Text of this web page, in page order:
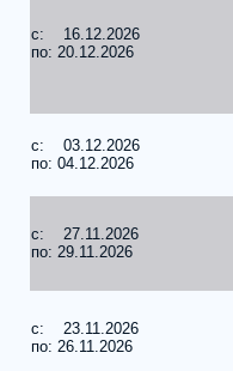
c: 16.12.2026
по: 20.12.2026
c: 03.12.2026
по: 04.12.2026
c: 27.11.2026
по: 29.11.2026
c: 23.11.2026
по: 26.11.2026